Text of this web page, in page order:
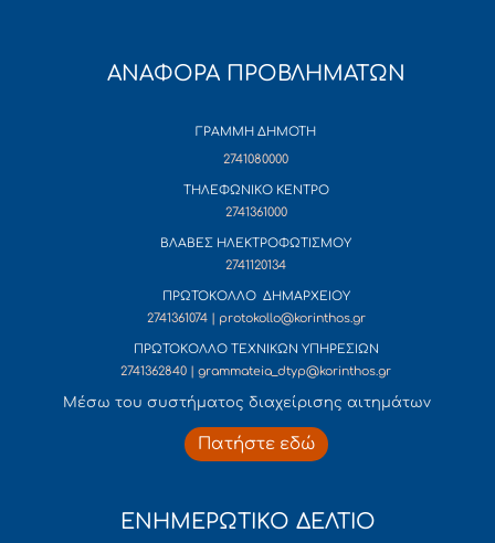
ΑΝΑΦΟΡΑ ΠΡΟΒΛΗΜΑΤΩΝ
ΓΡΑΜΜΗ ΔΗΜΟΤΗ
2741080000
ΤΗΛΕΦΩΝΙΚΟ ΚΕΝΤΡΟ
2741361000
ΒΛΑΒΕΣ ΗΛΕΚΤΡΟΦΩΤΙΣΜΟΥ
2741120134
ΠΡΩΤΟΚΟΛΛΟ ΔΗΜΑΡΧΕΙΟΥ
2741361074 | protokollo@korinthos.gr
ΠΡΩΤΟΚΟΛΛΟ ΤΕΧΝΙΚΩΝ ΥΠΗΡΕΣΙΩΝ
2741362840 | grammateia_dtyp@korinthos.gr
Mέσω του συστήματος διαχείρισης αιτημάτων
Πατήστε εδώ
ΕΝΗΜΕΡΩΤΙΚΟ ΔΕΛΤΙΟ